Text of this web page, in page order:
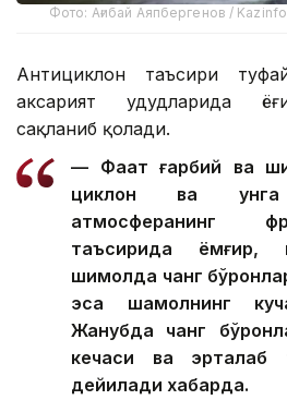
Фото: Ағибай Аяпбергенов /
Антициклон таъсири
аксарият ҳудудларида
сақланиб қолади.
— Фақат ғарбий ва
циклон ва унга
атмосферанинг
таъсирида ёмғир,
шимолда чанг
эса шамолнинг
Жанубда чанг
кечаси ва
дейилади хабарда.